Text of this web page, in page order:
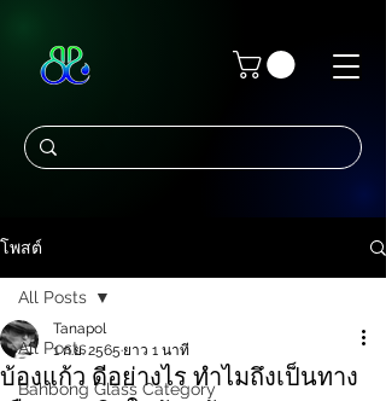
โพสต์
All Posts
Bahbong Glass Category
All Posts
บ้องแก้ว ดีอย่างไร ทำไมถึงเป็นทาง
Tanapol
1 ก.ย. 2565 ยาว 1 นาที